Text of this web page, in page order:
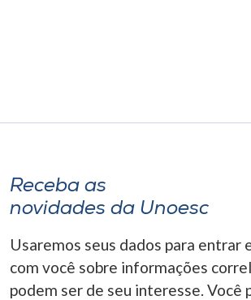
A+
Receba as
novidades da Unoesc
Usaremos seus dados para entrar
com você sobre informações
podem ser de seu interesse. Você